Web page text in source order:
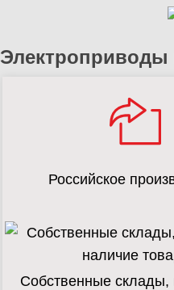
Электроприводы
Российское
Собственные склады,